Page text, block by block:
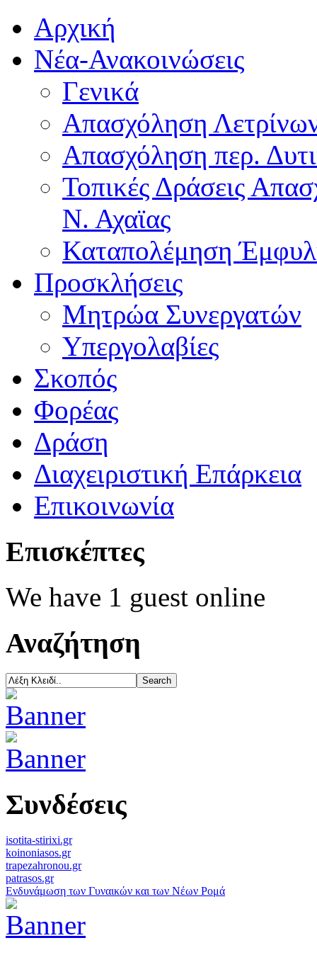
Αρχική
Νέα-Ανακοινώσεις
Γενικά
Απασχόληση
Απασχόληση περ.
Τοπικές Δράσεις
Ν. Αχαϊας
Καταπολέμηση
Προσκλήσεις
Μητρώα Συνεργατών
Υπεργολαβίες
Σκοπός
Φορέας
Δράση
Διαχειριστική Επάρκεια
Επικοινωνία
Επισκέπτες
We have 1 guest online
Αναζήτηση
Συνδέσεις
isotita-stirixi.gr
koinoniasos.gr
trapezahronou.gr
patrasos.gr
Ενδυνάμωση των Γυναικών και των Νέων Ρομά